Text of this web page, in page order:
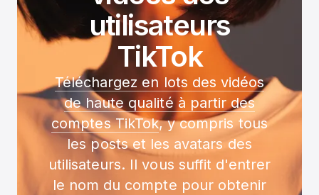
utilisateurs
TikTok
Téléchargez en lots des vidéos
de haute qualité à partir des
comptes TikTok, y compris tous
les posts et les avatars des
utilisateurs. Il vous suffit d'entrer
le nom du compte pour obtenir